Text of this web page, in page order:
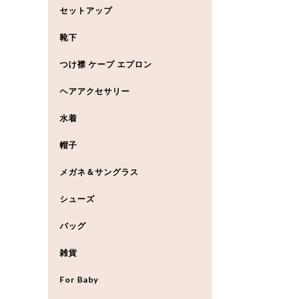
セットアップ
靴下
つけ襟 ケープ エプロン
ヘアアクセサリー
水着
帽子
メガネ＆サングラス
シューズ
バッグ
雑貨
For Baby